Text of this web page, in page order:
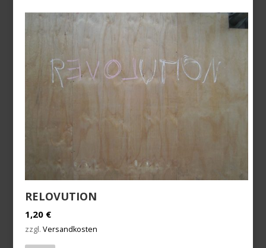
RELOVUTION
1,20 €
zzgl.Versandkosten